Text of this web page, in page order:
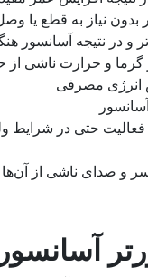
نیاز به قطع یا
در نتیجه آسانسور
گرما و حرارت ناشی
مصرفی
فعالیت حتی در شرایط
صدای ناشی از آن‌ها
آسانسور